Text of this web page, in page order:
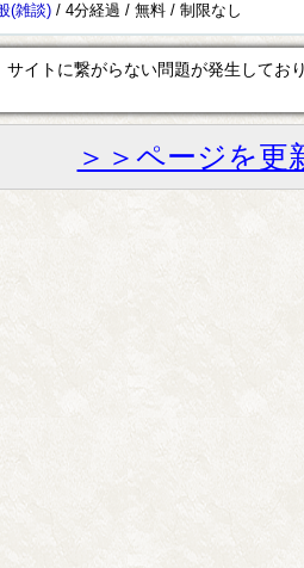
(雑談) / 4分経過 / 無料 / 制限なし
イトに繋がらない問題が発生してお
＞＞ページを更